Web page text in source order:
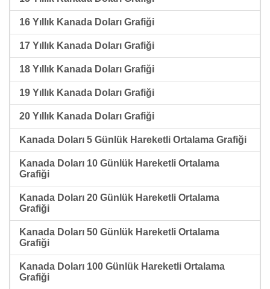
16 Yıllık Kanada Doları Grafiği
17 Yıllık Kanada Doları Grafiği
18 Yıllık Kanada Doları Grafiği
19 Yıllık Kanada Doları Grafiği
20 Yıllık Kanada Doları Grafiği
Kanada Doları 5 Günlük Hareketli Ortalama Grafiği
Kanada Doları 10 Günlük Hareketli Ortalama
Grafiği
Kanada Doları 20 Günlük Hareketli Ortalama
Grafiği
Kanada Doları 50 Günlük Hareketli Ortalama
Grafiği
Kanada Doları 100 Günlük Hareketli Ortalama
Grafiği